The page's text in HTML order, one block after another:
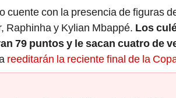
cuente con la presencia de figuras
Raphinha y Kylian Mbappé. Los
79 puntos y le sacan cuatro de
reeditarán la reciente final de la